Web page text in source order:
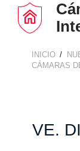
INICIO
CÁMARAS
VE.